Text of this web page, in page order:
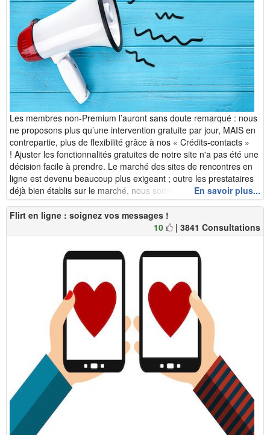
Les membres non-Premium l’auront sans doute remarqué : nous
ne proposons plus qu’une intervention gratuite par jour, MAIS en
contrepartie, plus de flexibilité grâce à nos « Crédits-contacts »
! Ajuster les fonctionnalités gratuites de notre site n'a pas été une
décision facile à prendre. Le marché des sites de rencontres en
ligne est devenu beaucoup plus exigeant ; outre les prestataires
déjà bien établis sur le marché, nous sommes d&eacut...En savoir plus...
Flirt en ligne : soignez vos messages !
10
| 3841 Consultations